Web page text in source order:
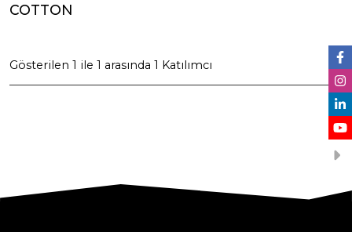
COTTON
Gösterilen 1 ile 1 arasında 1 Katılımcı 1